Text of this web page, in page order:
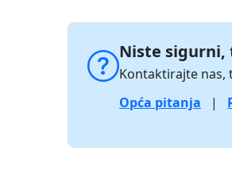
Niste sigurni,
Kontaktirajte nas,
Opća pitanja
|